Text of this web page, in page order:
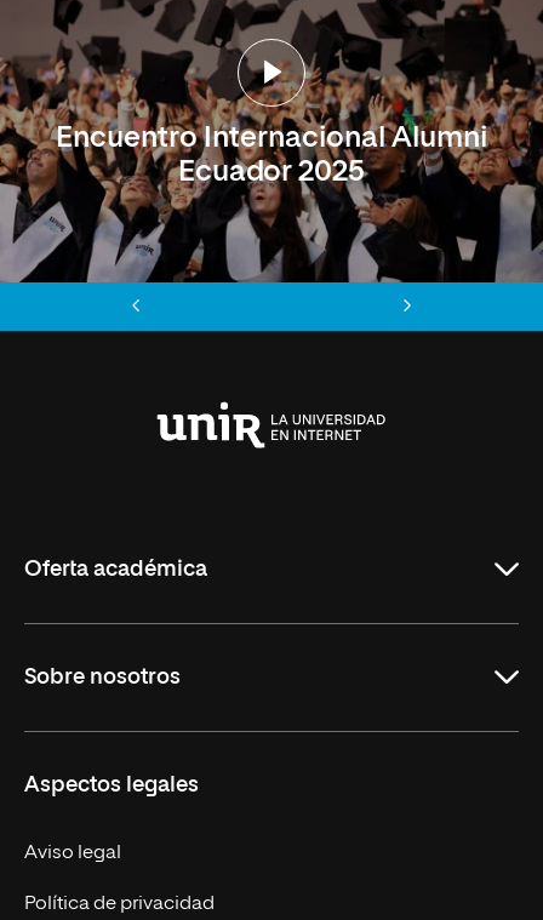
Encuentro Internacional Alumni
Ecuador 2025
Oferta académica
Formación Continua
Sobre nosotros
Trabaja en UNIR
Actualidad
Contáctanos
Aspectos legales
Aviso legal
Política de privacidad